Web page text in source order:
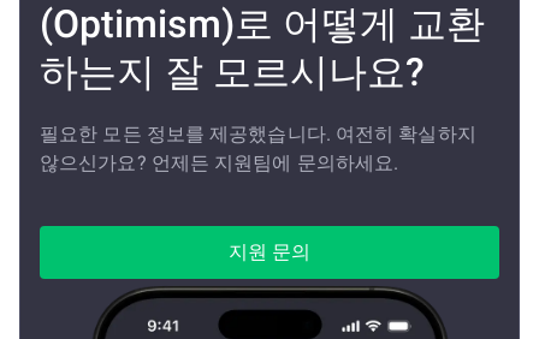
(Optimism)로 어떻게 교환
하는지 잘 모르시나요?
필요한 모든 정보를 제공했습니다. 여전히 확실하지
않으신가요? 언제든 지원팀에 문의하세요.
지원 문의